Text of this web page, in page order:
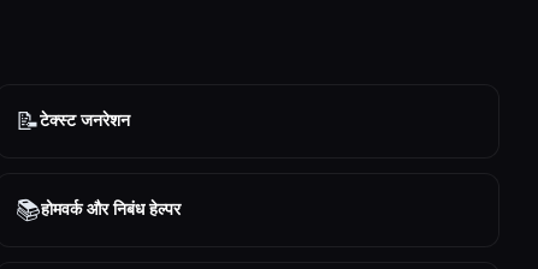
📝टेक्स्ट जनरेशन
📚होमवर्क और निबंध हेल्पर